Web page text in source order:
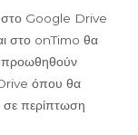
στο Google Drive
στο onTimo θα
προωθηθούν
όπου θα
σε περίπτωση